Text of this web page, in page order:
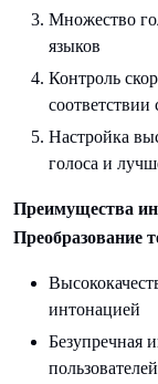
Множество
языков
Контроль
соответствии
Настройка
голоса и
Преимущества
Преобразование
интонацией
Безупречная
пользователей